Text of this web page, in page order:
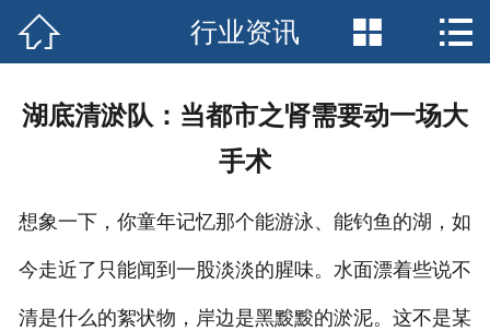
网站首页
联系我们
 行业资讯  
湖底清淤队：当都市之肾需要动一场大
手术
想象一下，你童年记忆那个能游泳、能钓鱼的湖，如
今走近了只能闻到一股淡淡的腥味。水面漂着些说不
清是什么的絮状物，岸边是黑黢黢的淤泥。这不是某